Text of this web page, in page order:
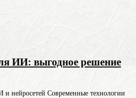
ИИ: выгодное решение
и нейросетей Современные технологии